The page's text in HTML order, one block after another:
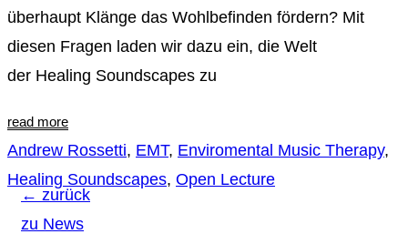
überhaupt Klänge das Wohlbefinden fördern? Mit
diesen Fragen laden wir dazu ein, die Welt
der Healing Soundscapes zu
read more
Andrew Rossetti, EMT, Enviromental Music Therapy,
Healing Soundscapes, Open Lecture
← zurück
zu News